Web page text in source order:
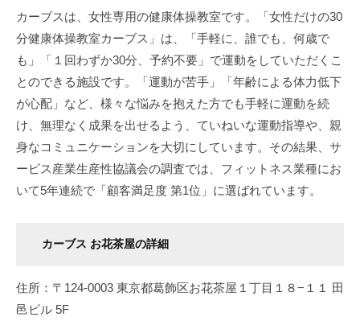
を
手
に
入
れ
る
で
カーブスは、女性専用の健康体操教室です。「女性だけの30
分健康体操教室カーブス」は、「手軽に、誰でも、何歳で
も」「１回わずか30分、予約不要」で運動をしていただくこ
とのできる施設です。「運動が苦手」「年齢による体力低下
が心配」など、様々な悩みを抱えた方でも手軽に運動を続
け、無理なく成果を出せるよう、ていねいな運動指導や、親
身なコミュニケーションを大切にしています。その結果、サ
ービス産業生産性協議会の調査では、フィットネス業種にお
いて5年連続で「顧客満足度 第1位」に選ばれています。
カーブス お花茶屋の詳細
住所：〒124-0003 東京都葛飾区お花茶屋１丁目１８−１１ 田
邑ビル 5F